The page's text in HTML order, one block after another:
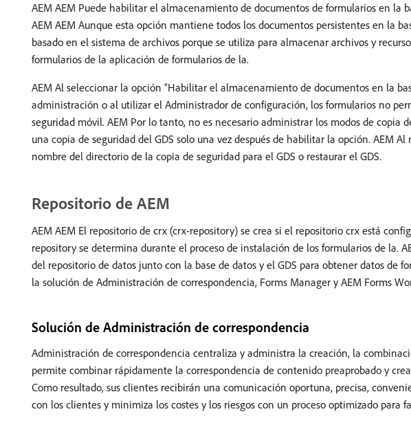
AEM AEM Puede habilitar el almacenamiento de documentos de formularios en la
AEM AEM Aunque esta opción mantiene todos los documentos persistentes en la
basado en el sistema de archivos porque se utiliza para almacenar archivos y
formularios de la aplicación de formularios de la.
AEM Al seleccionar la opción “Habilitar el almacenamiento de documentos en la
administración o al utilizar el Administrador de configuración, los formularios no
seguridad móvil. AEM Por lo tanto, no es necesario administrar los modos de
una copia de seguridad del GDS solo una vez después de habilitar la opción. AEM
nombre del directorio de la copia de seguridad para el GDS o restaurar el GDS.
Repositorio de AEM
AEM AEM El repositorio de crx (crx-repository) se crea si el repositorio crx está
repository se determina durante el proceso de instalación de los formularios de la.
del repositorio de datos junto con la base de datos y el GDS para obtener datos de
la solución de Administración de correspondencia, Forms Manager y AEM Forms
Solución de Administración de correspondencia
Administración de correspondencia centraliza y administra la creación, la
permite combinar rápidamente la correspondencia de contenido preaprobado y
Como resultado, sus clientes recibirán una comunicación oportuna, precisa,
con los clientes y minimiza los costes y los riesgos con un proceso optimizado para